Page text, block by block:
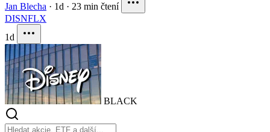
Jan Blecha · 1d · 23 min čtení
DISNFLX
1d
BLACK